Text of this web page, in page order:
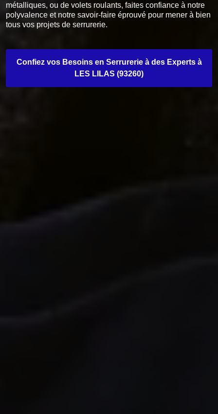
métalliques, ou de volets roulants, faites confiance à notre
polyvalence et notre savoir-faire éprouvé pour mener à bien
tous vos projets de serrurerie.
Confiez vos Besoins en Serrurerie à des Experts à
LES LILAS (93260)